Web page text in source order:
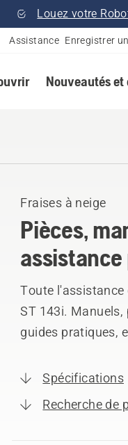
Louez votre
Assistance Enregistrer
Nouveautés et
Fraises à neige
Pièces,
assistance
Toute l'assistance
ST 143i. Manuels,
guides pratiques,
Spécifications
Recherche de